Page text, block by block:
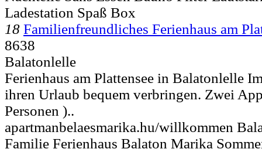
Ladestation Spaß Box
18 Familienfreundliches Ferienhaus am
8638
Balatonlelle
Ferienhaus am Plattensee in Balatonlelle
ihren Urlaub bequem verbringen. Zwei
Personen )..
apartmanbelaesmarika.hu/willkommen
Familie Ferienhaus Balaton Marika